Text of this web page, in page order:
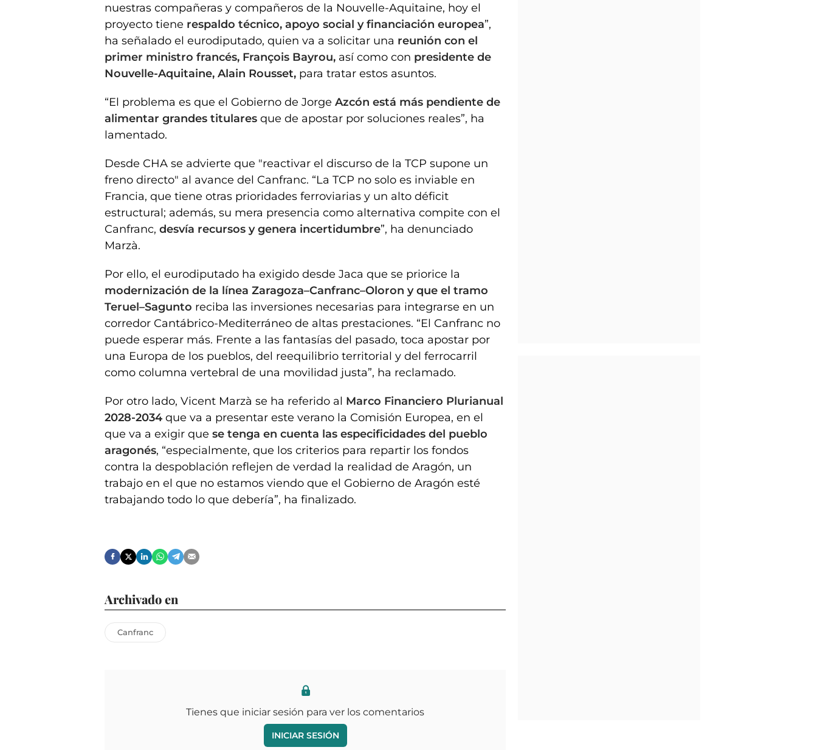
nuestras compañeras y compañeros de la Nouvelle-Aquitaine, hoy el
proyecto tiene respaldo técnico, apoyo social y financiación europea”,
ha señalado el eurodiputado, quien va a solicitar una reunión con el
primer ministro francés, François Bayrou, así como con presidente de
Nouvelle-Aquitaine, Alain Rousset, para tratar estos asuntos.
“El problema es que el Gobierno de Jorge Azcón está más pendiente de
alimentar grandes titulares que de apostar por soluciones reales”, ha
lamentado.
Desde CHA se advierte que "reactivar el discurso de la TCP supone un
freno directo" al avance del Canfranc. “La TCP no solo es inviable en
Francia, que tiene otras prioridades ferroviarias y un alto déficit
estructural; además, su mera presencia como alternativa compite con el
Canfranc, desvía recursos y genera incertidumbre”, ha denunciado
Marzà.
Por ello, el eurodiputado ha exigido desde Jaca que se priorice la
modernización de la línea Zaragoza–Canfranc–Oloron y que el tramo
Teruel–Sagunto reciba las inversiones necesarias para integrarse en un
corredor Cantábrico-Mediterráneo de altas prestaciones. “El Canfranc no
puede esperar más. Frente a las fantasías del pasado, toca apostar por
una Europa de los pueblos, del reequilibrio territorial y del ferrocarril
como columna vertebral de una movilidad justa”, ha reclamado.
Por otro lado, Vicent Marzà se ha referido al Marco Financiero Plurianual
2028-2034 que va a presentar este verano la Comisión Europea, en el
que va a exigir que se tenga en cuenta las especificidades del pueblo
aragonés, “especialmente, que los criterios para repartir los fondos
contra la despoblación reflejen de verdad la realidad de Aragón, un
trabajo en el que no estamos viendo que el Gobierno de Aragón esté
trabajando todo lo que debería”, ha finalizado.
Archivado en
Canfranc
Tienes que iniciar sesión para ver los comentarios
INICIAR SESIÓN